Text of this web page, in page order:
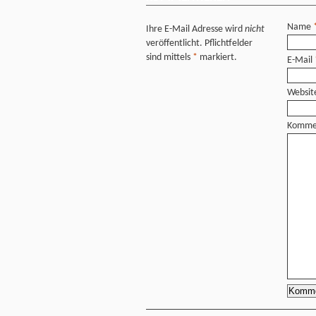
Ihre E-Mail Adresse wird nicht
veröffentlicht. Pflichtfelder
sind mittels * markiert.
Name
E-Mail